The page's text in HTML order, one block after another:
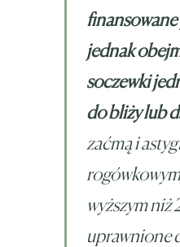
jednak
soczewki
do bliży lub
zaćmą i
wyższym niż
uprawnione